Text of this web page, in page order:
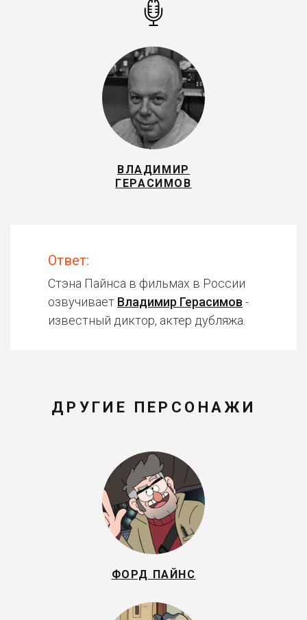
ВЛАДИМИР
ГЕРАСИМОВ
Ответ:
Стэна Пайнса в фильмах в России
озвучивает Владимир Герасимов -
известный диктор, актер дубляжа.
ДРУГИЕ ПЕРСОНАЖИ
ФОРД ПАЙНС